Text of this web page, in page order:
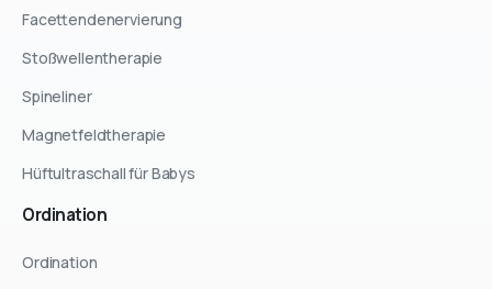
Facettendenervierung
Stoßwellentherapie
Spineliner
Magnetfeldtherapie
Hüftultraschall für Babys
Ordination
Ordination